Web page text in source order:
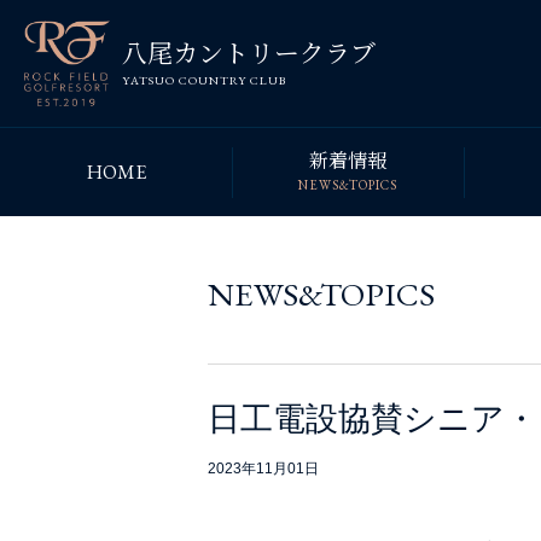
八尾カントリークラブ
YATSUO COUNTRY CLUB
HOME 新着情報
NEWS&TOPICS
NEWS&TOPICS
日工電設協賛シニア
2023年11月01日